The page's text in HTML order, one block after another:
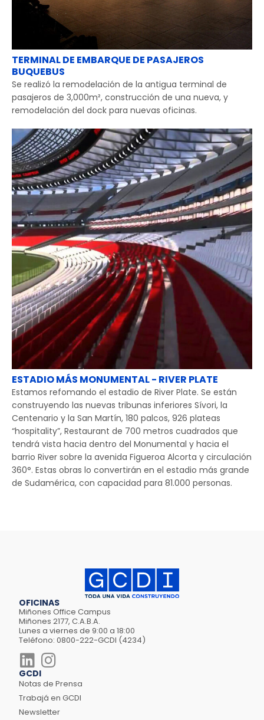
TERMINAL DE EMBARQUE DE PASAJEROS
BUQUEBUS
Se realizó la remodelación de la antigua terminal de
pasajeros de 3,000m², construcción de una nueva, y
remodelación del dock para nuevas oficinas.
ESTADIO MÁS MONUMENTAL - RIVER PLATE
Estamos refomando el estadio de River Plate. Se están
construyendo las nuevas tribunas inferiores Sívori, la
Centenario y la San Martín, 180 palcos, 926 plateas
“hospitality”, Restaurant de 700 metros cuadrados que
tendrá vista hacia dentro del Monumental y hacia el
barrio River sobre la avenida Figueroa Alcorta y circulación
360°. Estas obras lo convertirán en el estadio más grande
de Sudamérica, con capacidad para 81.000 personas.
OFICINAS
Miñones Office Campus
Miñones 2177, C.A.B.A.
Lunes a viernes de 9:00 a 18:00
Teléfono: 0800-222-GCDI (4234)
GCDI
Notas de Prensa
Trabajá en GCDI
Newsletter